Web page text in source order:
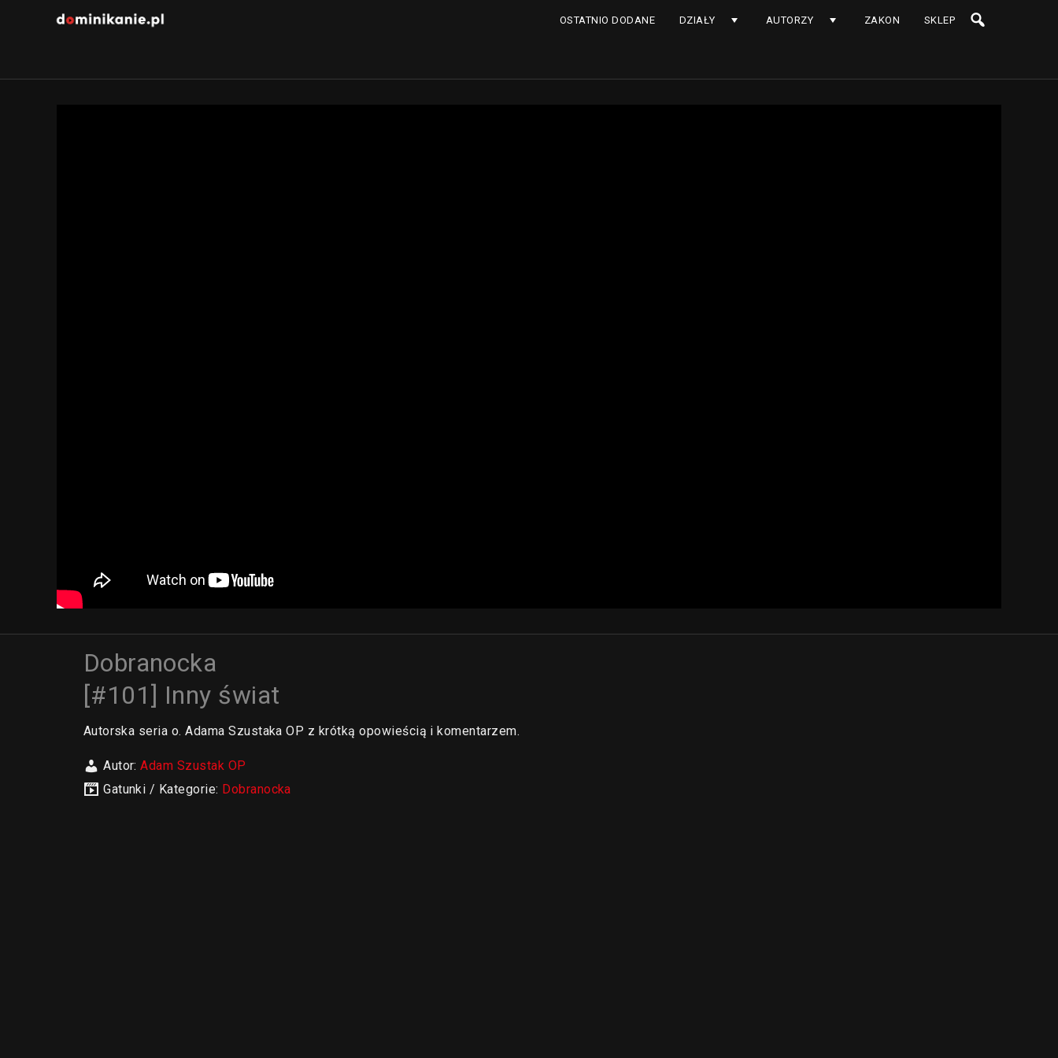
OSTATNIO DODANE DZIAŁY AUTORZY ZAKON SKLEP
Dobranocka
[#101] Inny świat
Autorska seria o. Adama Szustaka OP z krótką opowieścią i komentarzem.
Autor:Adam Szustak OP
Gatunki / Kategorie: Dobranocka